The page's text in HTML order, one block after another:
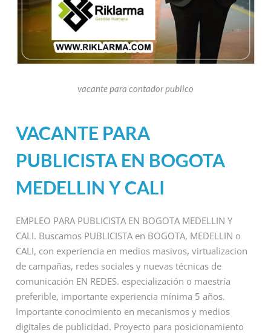
vacante para contador publico
VACANTE PARA
PUBLICISTA EN BOGOTA
MEDELLIN Y CALI
EMPLEO PARA PUBLICISTA EN BOGOTA MEDELLIN Y
CALI. Buscamos PUBLICISTA en BOGOTA, MEDELLIN o
CALI, con experiencia en medios masivos, virtualizacion
de campañas, redes sociales y nuevas técnicas de
comunicación EN REDES. especialización o maestría
preferible, importante experiencia mínima 5 años.
Importante conocimiento en mecanismos y medios
digitales de publicidad. Proyecto para posicionamiento